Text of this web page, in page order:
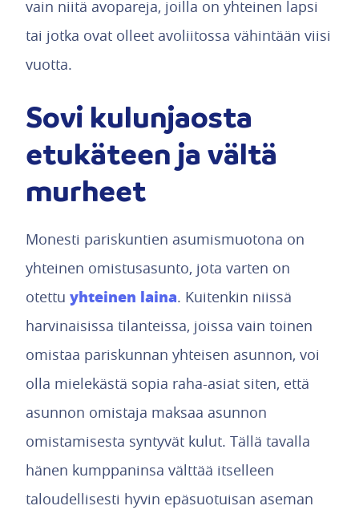
vain niitä avopareja, joilla on yhteinen lapsi
tai jotka ovat olleet avoliitossa vähintään viisi
vuotta.
Sovi kulunjaosta
etukäteen ja vältä
murheet
Monesti pariskuntien asumismuotona on
yhteinen omistusasunto, jota varten on
otettu yhteinen laina. Kuitenkin niissä
harvinaisissa tilanteissa, joissa vain toinen
omistaa pariskunnan yhteisen asunnon, voi
olla mielekästä sopia raha-asiat siten, että
asunnon omistaja maksaa asunnon
omistamisesta syntyvät kulut. Tällä tavalla
hänen kumppaninsa välttää itselleen
taloudellisesti hyvin epäsuotuisan aseman